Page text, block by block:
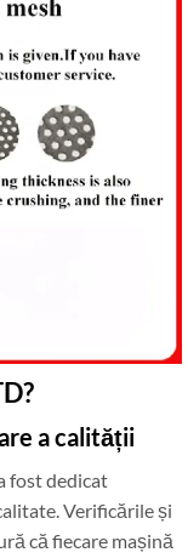
a calității
fost dedicat
Verificările și
că fiecare mașină